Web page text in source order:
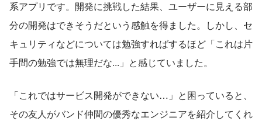
系アプリです。開発に挑戦した結果、ユーザーに見える部
分の開発はできそうだという感触を得ました。しかし、セ
キュリティなどについては勉強すればするほど「これは片
手間の勉強では無理だな...」と感じていました。
「これではサービス開発ができない…」と困っていると、
その友人がバンド仲間の優秀なエンジニアを紹介してくれ